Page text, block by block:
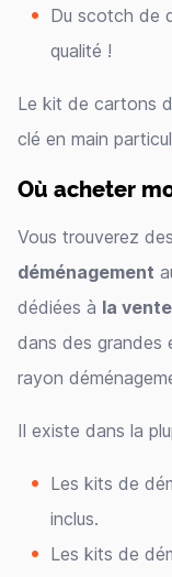
Du scotch de
qualité !
Le kit de cartons
clé en main
Où acheter
Vous trouverez des
déménagement
dédiées à la
dans des grandes
rayon
Il existe dans la
Les kits de
inclus.
Les kits de